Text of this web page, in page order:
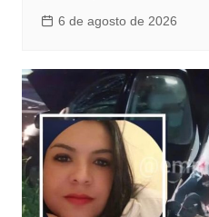
6 de agosto de 2026